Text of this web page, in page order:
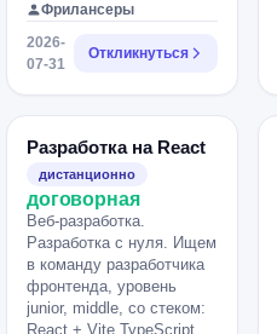
Фрилансеры
2026-
07-31
Откликнуться
Разработка на React
дистанционно
договорная
Веб-разработка.
Разработка с нуля. Ищем
в команду разработчика
фронтенда, уровень
junior, middle, со стеком:
React + Vite TypeScript